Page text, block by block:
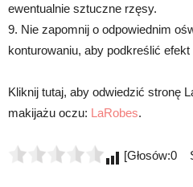
ewentualnie sztuczne rzęsy.
9. Nie zapomnij o odpowiednim
konturowaniu, aby podkreślić
Kliknij tutaj, aby odwiedzić stronę
makijażu oczu: LaRobes.
[Głosów:0